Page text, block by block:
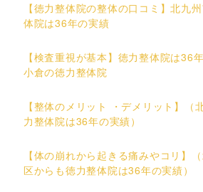
【徳力整体院の整体の口コミ】北九
体院は36年の実績
【検査重視が基本】徳力整体院は36
小倉の徳力整体院
【整体のメリット ・デメリット】（
力整体院は36年の実績）
【体の崩れから起きる痛みやコリ】
区からも徳力整体院は36年の実績）